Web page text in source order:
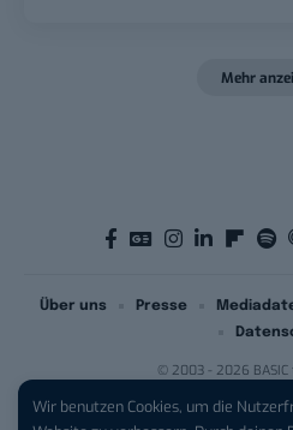
Wir benutzen Cookies, um die
Mehr
© 2003 - 2026 BASIC
Über uns Presse
iPhone 17 Pro sichern: